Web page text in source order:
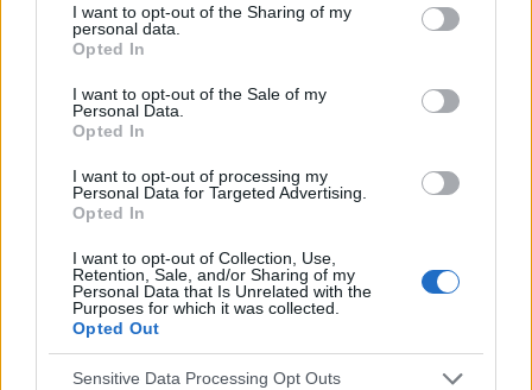
I want to opt-out of the Sharing of my
personal data.
Opted In
I want to opt-out of the Sale of my
Personal Data.
Opted In
I want to opt-out of processing my
Personal Data for Targeted Advertising.
Opted In
I want to opt-out of Collection, Use,
Retention, Sale, and/or Sharing of my
Personal Data that Is Unrelated with the
Purposes for which it was collected.
Opted Out
Sensitive Data Processing Opt Outs
Psychiatryczna innowacja roku.
Najciekawsze rozwiązanie organizacyjne w
opiece psychiatrycznej na terenie Polski
Ośrodek „Siła Więzi”
Zasłużony dla psychiatrii
med. Piotr Gałecki
Najbardziej znaczący artykuł o tematyce
psychiatrycznej